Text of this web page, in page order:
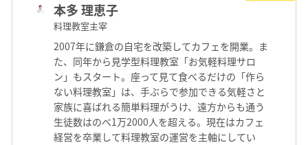
本多 理恵子
料理教室主宰
2007年に鎌倉の自宅を改築してカフェを開業。ま
た、同年から見学型料理教室「お気軽料理サロ
ン」もスタート。座って見て食べるだけの「作ら
ない料理教室」は、手ぶらで参加できる気軽さと
家族に喜ばれる簡単料理がうけ、遠方からも通う
生徒数はのべ1万2000人を超える。現在はカフェ
経営を卒業して料理教室の運営を主軸にしてい